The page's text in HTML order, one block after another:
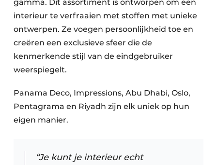
gamma. Dit assortiment is ontworpen om een
interieur te verfraaien met stoffen met unieke
ontwerpen. Ze voegen persoonlijkheid toe en
creëren een exclusieve sfeer die de
kenmerkende stijl van de eindgebruiker
weerspiegelt. ​
Panama Deco, Impressions, Abu Dhabi, Oslo,
Pentagrama en Riyadh zijn elk uniek op hun
eigen manier. ​
“Je kunt je interieur echt